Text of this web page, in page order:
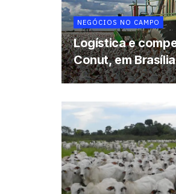
NEGÓCIOS NO CAMPO
Logística e
Conut, em Brasília